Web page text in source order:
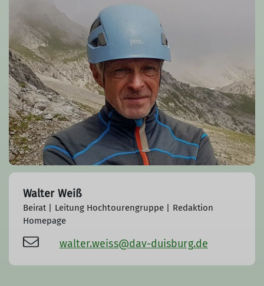
Walter Weiß
Beirat | Leitung Hochtourengruppe | Redaktion
Homepage
walter.weiss@dav-duisburg.de